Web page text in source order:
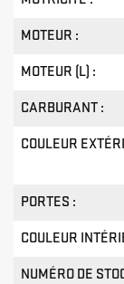
MOTEUR :
MOTEUR (L) :
CARBURANT :
COULEUR
PORTES :
COULEUR
NUMÉRO DE